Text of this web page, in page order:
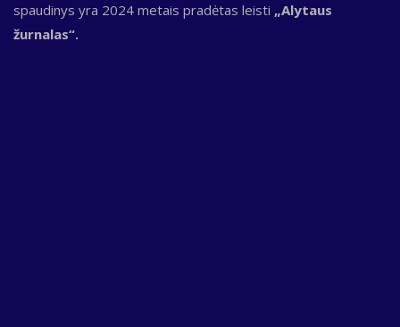
spaudinys yra 2024 metais pradėtas leisti „Alytaus
žurnalas“.